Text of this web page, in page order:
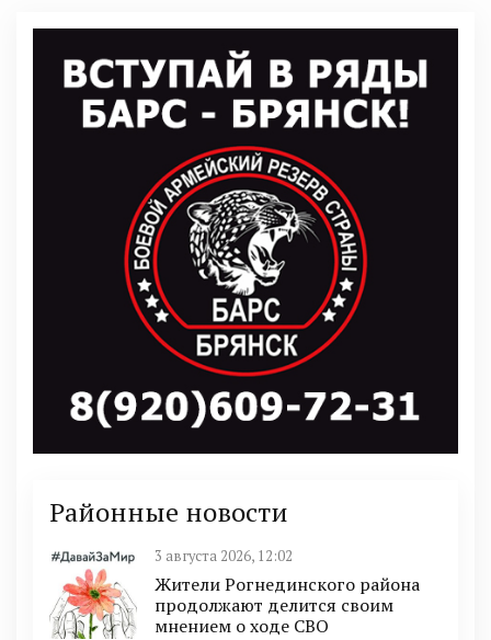
Районные новости
3 августа 2026, 12:02
Жители Рогнединского района
продолжают делится своим
мнением о ходе СВО